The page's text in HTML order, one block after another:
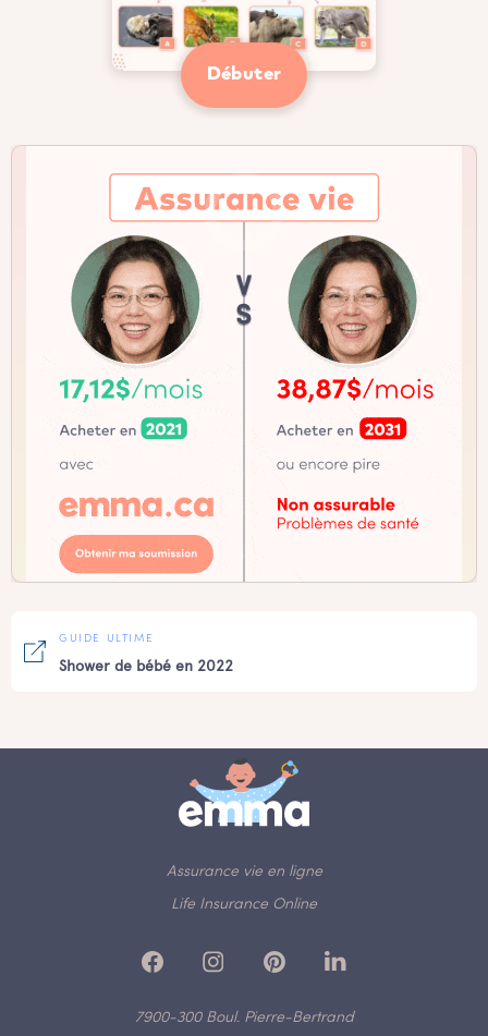
Débuter
GUIDE ULTIME
Shower de bébé en 2022
Assurance vie en ligne
Life Insurance Online
7900-300 Boul. Pierre-Bertrand